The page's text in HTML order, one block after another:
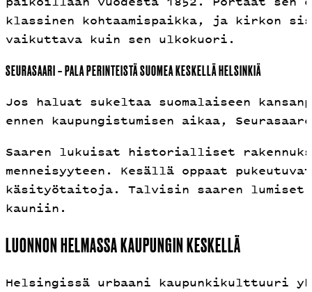
klassinen kohtaamispaikka, ja kirkon
vaikuttava kuin sen ulkokuori.
SEURASAARI – PALA PERINTEISTÄ SUOMEA KESKELLÄ HELSINKIÄ
Jos haluat sukeltaa suomalaiseen
ennen kaupungistumisen aikaa,
Saaren lukuisat historialliset
menneisyyteen. Kesällä oppaat
käsityötaitoja. Talvisin saaren lumiset
kauniin.
LUONNON HELMASSA KAUPUNGIN KESKELLÄ
Helsingissä urbaani kaupunkikulttuuri